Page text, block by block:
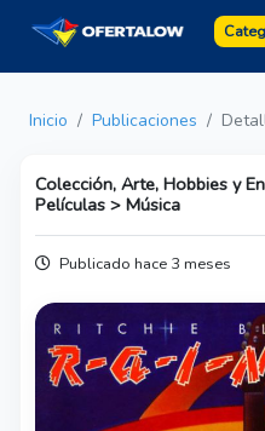
Inicio Publicaciones
Colección, Arte, Hobbies y
Películas > Música
Publicado hace 3 meses